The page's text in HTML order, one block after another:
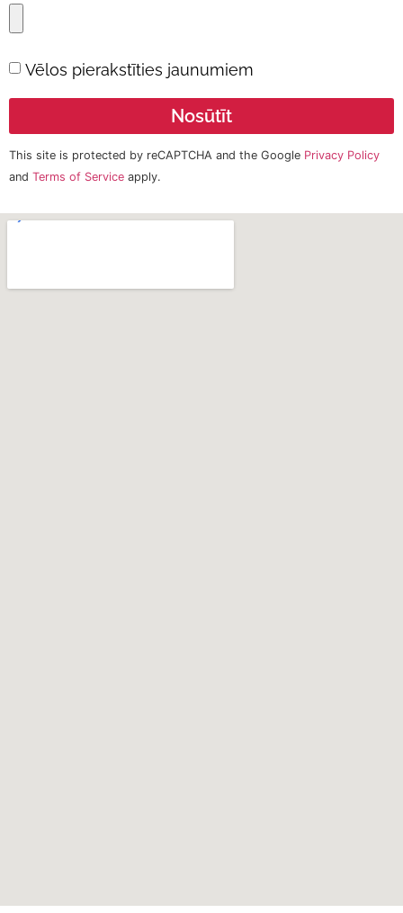
Vēlos pierakstīties jaunumiem
Nosūtīt
This site is protected by reCAPTCHA and the Google Privacy Policy
and Terms of Service apply.